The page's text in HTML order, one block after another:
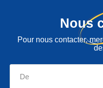
Nous
Pour nous contacter,